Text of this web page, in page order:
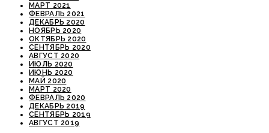
МАРТ 2021
ФЕВРАЛЬ 2021
ДЕКАБРЬ 2020
НОЯБРЬ 2020
ОКТЯБРЬ 2020
СЕНТЯБРЬ 2020
АВГУСТ 2020
ИЮЛЬ 2020
ИЮНЬ 2020
МАЙ 2020
МАРТ 2020
ФЕВРАЛЬ 2020
ДЕКАБРЬ 2019
СЕНТЯБРЬ 2019
АВГУСТ 2019